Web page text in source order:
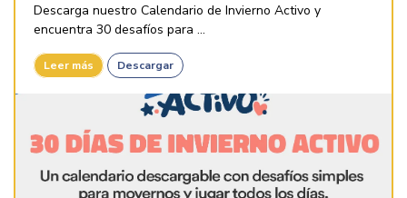
Descarga nuestro Calendario de Invierno Activo y
encuentra 30 desafíos para ...
Leer más Descargar